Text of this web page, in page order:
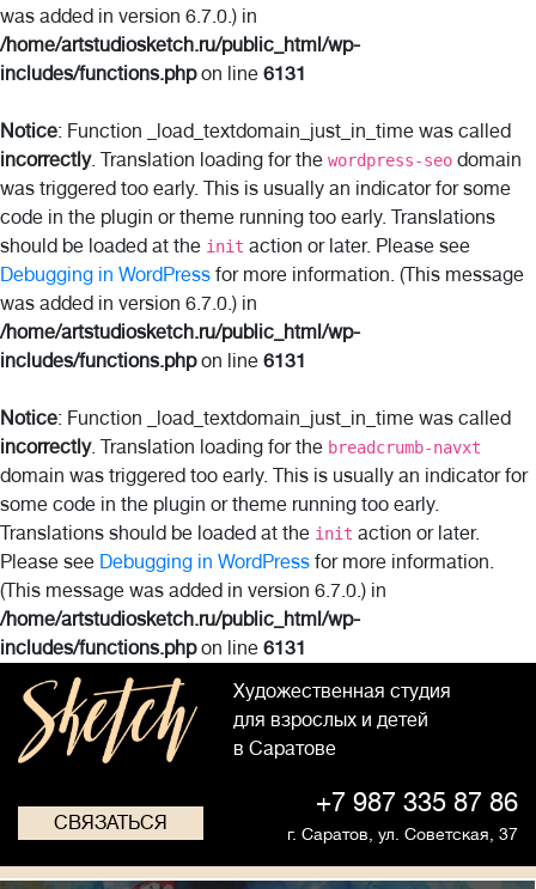
was added in version 6.7.0.) in
/home/artstudiosketch.ru/public_html/wp-
includes/functions.phpon line 6131
Notice: Function _load_textdomain_just_in_time was called
incorrectly. Translation loading for the wordpress-seo domain
was triggered too early. This is usually an indicator for some
code in the plugin or theme running too early. Translations
should be loaded at the init action or later. Please see
Debugging in WordPress for more information. (This message
was added in version 6.7.0.) in
/home/artstudiosketch.ru/public_html/wp-
includes/functions.phpon line 6131
Notice: Function _load_textdomain_just_in_time was called
incorrectly. Translation loading for the breadcrumb-navxt
domain was triggered too early. This is usually an indicator for
some code in the plugin or theme running too early.
Translations should be loaded at the init action or later.
Please see Debugging in WordPress for more information.
(This message was added in version 6.7.0.) in
/home/artstudiosketch.ru/public_html/wp-
includes/functions.phpon line 6131
Художественная студия
для взрослых и детей
в Саратове
СВЯЗАТЬСЯ
+7 987 335 87 86
г. Саратов, ул. Советская, 37